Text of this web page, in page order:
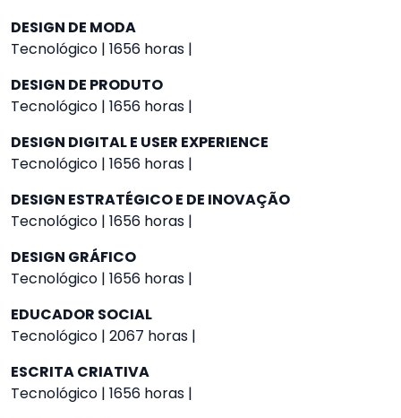
DESIGN DE MODA
Tecnológico | 1656 horas |
DESIGN DE PRODUTO
Tecnológico | 1656 horas |
DESIGN DIGITAL E USER EXPERIENCE
Tecnológico | 1656 horas |
DESIGN ESTRATÉGICO E DE INOVAÇÃO
Tecnológico | 1656 horas |
DESIGN GRÁFICO
Tecnológico | 1656 horas |
EDUCADOR SOCIAL
Tecnológico | 2067 horas |
ESCRITA CRIATIVA
Tecnológico | 1656 horas |